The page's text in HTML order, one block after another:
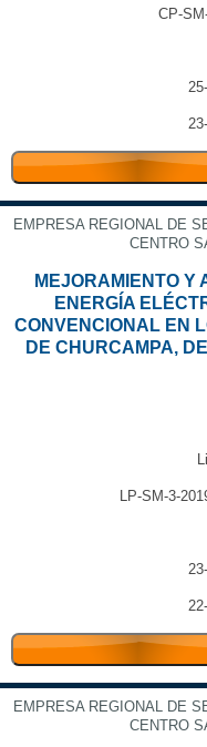
CP-
EMPRESA REGIONAL DE
CENTRO
MEJORAMIENTO Y
ENERGÍA
CONVENCIONAL EN
DE CHURCAMPA,
LP-SM-3-
EMPRESA REGIONAL DE
CENTRO